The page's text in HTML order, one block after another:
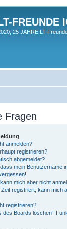
FREUNDE
25 JAHRE LT-
Fragen
anmelden?
registrieren?
abgemeldet?
mein Benutzername
mich aber nicht
registriert, kann mich
registrieren?
des Boards löschen“-